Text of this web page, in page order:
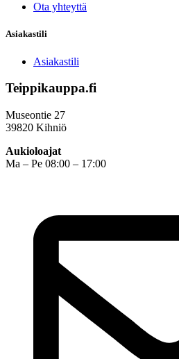
Ota yhteyttä
Asiakastili
Asiakastili
Teippikauppa.fi
Museontie 27
39820 Kihniö
Aukioloajat
Ma – Pe 08:00 – 17:00